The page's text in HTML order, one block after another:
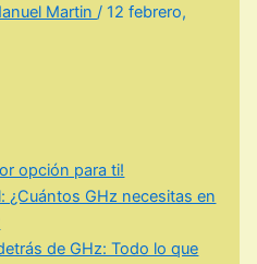
Martin/12 febrero,
opción para ti!
¿Cuántos GHz necesitas en
de GHz: Todo lo que